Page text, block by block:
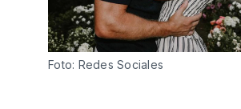
Foto: Redes Sociales